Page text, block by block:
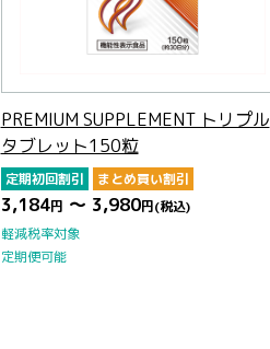
PREMIUM SUPPLEMENT トリプル
タブレット150粒
定期初回割引 まとめ買い割引
3,184円 ～ 3,980円(税込)
軽減税率対象
定期便可能